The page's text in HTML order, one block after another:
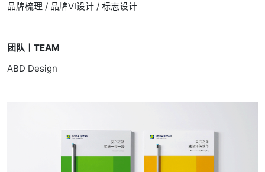
品牌梳理 / 品牌VI设计 / 标志设计
团队丨TEAM
ABD Design